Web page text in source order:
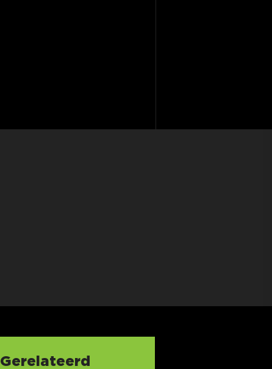
Gerelateerd